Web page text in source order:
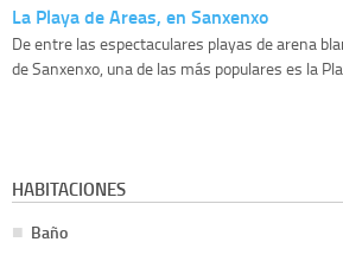
La Playa de Areas, en Sanxenxo
De entre las espectaculares playas de arena
de Sanxenxo, una de las más populares es la
HABITACIONES
Baño